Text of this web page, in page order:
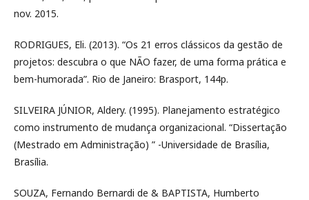
nov. 2015.
RODRIGUES, Eli. (2013). “Os 21 erros clássicos da gestão de
projetos: descubra o que NÃO fazer, de uma forma prática e
bem-humorada”. Rio de Janeiro: Brasport, 144p.
SILVEIRA JÚNIOR, Aldery. (1995). Planejamento estratégico
como instrumento de mudança organizacional. “Dissertação
(Mestrado em Administração) ” -Universidade de Brasília,
Brasília.
SOUZA, Fernando Bernardi de & BAPTISTA, Humberto